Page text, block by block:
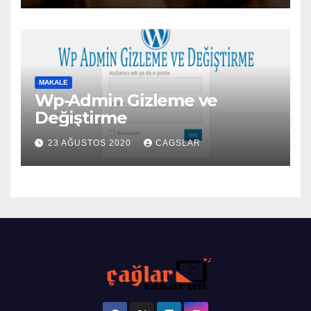
MAKALE
Wp-Admin Gizleme ve
Değiştirme
23 AĞUSTOS 2020 CAGSLAR